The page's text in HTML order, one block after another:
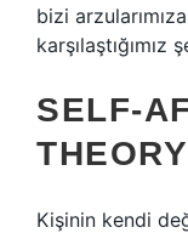
bizi
SELF-
Kişinin kendi